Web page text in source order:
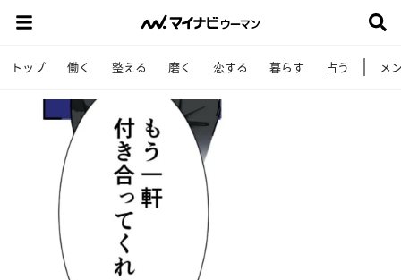
トップ 働く 整える 磨く 恋する 暮らす 占う メ